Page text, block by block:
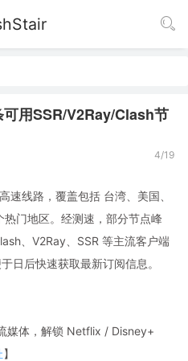
用SSR/V2Ray/Clash节
4/19
速线路，覆盖包括 台湾、美国、
门地区。经测速，部分节点峰
、V2Ray、SSR 等主流客户端
日后快速获取最新订阅信息。
媒体，解锁 Netflix / Disney+
】